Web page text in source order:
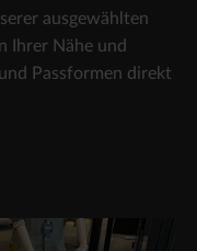
ausgewählten
Ihrer Nähe und
Passformen direkt